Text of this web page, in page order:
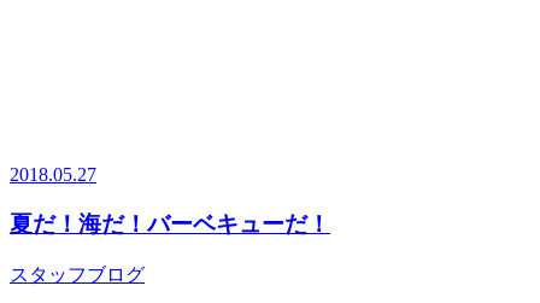
2018.05.27
夏だ！海だ！バーベキューだ！
スタッフブログ